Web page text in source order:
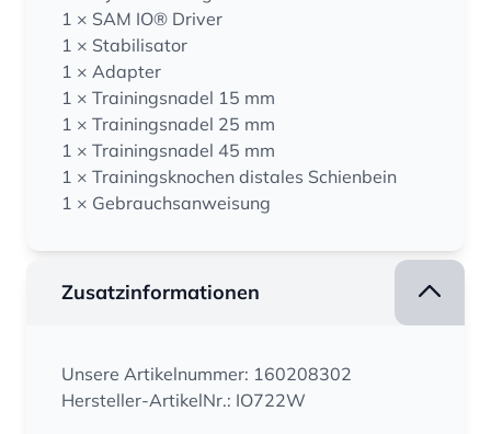
1 × SAM IO® Driver
1 × Stabilisator
1 × Adapter
1 × Trainingsnadel 15 mm
1 × Trainingsnadel 25 mm
1 × Trainingsnadel 45 mm
1 × Trainingsknochen distales Schienbein
1 × Gebrauchsanweisung
Zusatzinformationen
Unsere Artikelnummer: 160208302
Hersteller-ArtikelNr.: IO722W